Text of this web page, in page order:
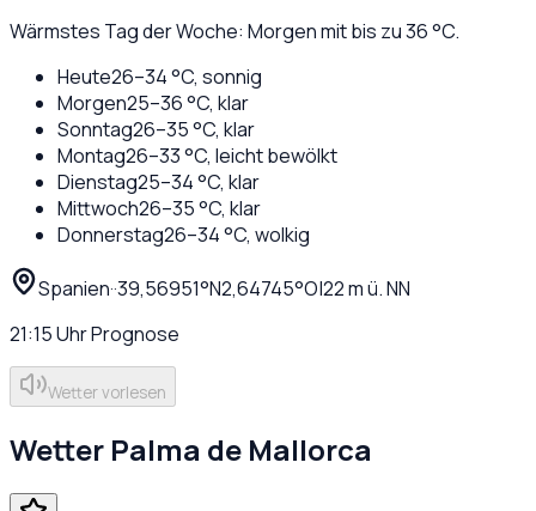
Wärmstes Tag der Woche: Morgen mit bis zu 36 °C.
Heute26–34°C, sonnig
Morgen25–36°C, klar
Sonntag26–35°C, klar
Montag26–33°C, leicht bewölkt
Dienstag25–34°C, klar
Mittwoch26–35°C, klar
Donnerstag26–34°C, wolkig
Spanien··39,56951°N2,64745°O|22m ü. NN
21:15UhrPrognose
Wetter vorlesen
Wetter Palma de Mallorca